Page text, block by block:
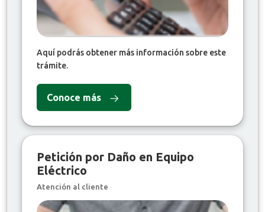
Aquí podrás obtener más información sobre este
trámite.
Conoce más
Petición por Daño en Equipo
Eléctrico
Atención al cliente